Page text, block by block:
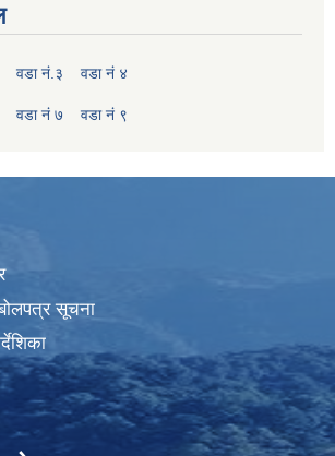
वडा नं.३ वडा नं ४
वडा नं ७ वडा नं ९
सूचना